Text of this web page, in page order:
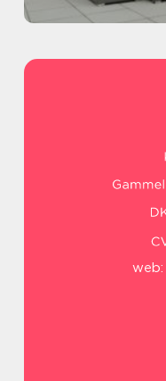
web: